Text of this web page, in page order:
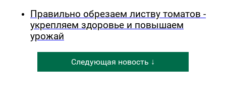
Правильно обрезаем листву томатов -
укрепляем здоровье и повышаем
урожай
Следующая новость ↓